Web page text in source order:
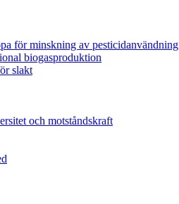
för minskning av pesticidanvändning
biogasproduktion
slakt
och motståndskraft